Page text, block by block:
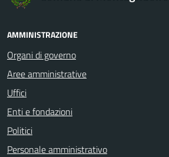
AMMINISTRAZIONE
Organi di governo
Aree amministrative
Uffici
Enti e fondazioni
Politici
Personale amministrativo